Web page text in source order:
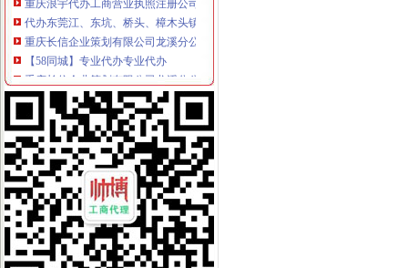
代办东莞江、东坑、桥头、樟木头镇营业执照,公司注册,变更、图
重庆长信企业策划有限公司龙溪分公司
【58同城】专业代办专业代办
重庆长信企业策划有限公司龙溪分公司_【信用信息_诉讼信息_财务信
番禺代办注册公司注册个体户办理营业执照-广东广州会计审计信息
【财务代帐和代办工商执照】-代理记帐-重庆赶集网
龙溪办营业执照在哪里办_百度知道
企业工坊专注于重庆工商代办定制,中国重庆香港公司注册的专家_重
【重庆工商注册|重庆工商注册代理】-今题重庆工商注册网
渝北区龙溪街道凯亿票务代理服务部_【电话地址_招聘信息_注册信息_
重庆工商注册一般纳税人认定代理记账一站式服务重庆工商年检今题网
渝北区龙溪街道承志票务代理服务部_【电话地址_招聘信息_注册信息_
干部作风转变
石家庄信和工程项目管理有限公司-搜百科